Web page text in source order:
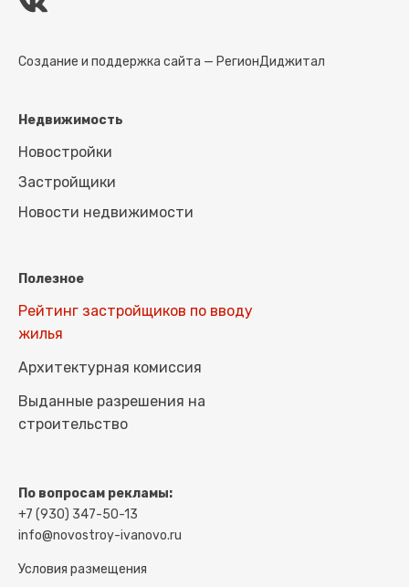
Создание и поддержка сайта — РегионДиджитал
Недвижимость
Новостройки
Застройщики
Новости недвижимости
Полезное
Рейтинг застройщиков по вводу
жилья
Архитектурная комиссия
Выданные разрешения на
строительство
По вопросам рекламы:
+7 (930) 347-50-13
info@novostroy-ivanovo.ru
Условия размещения